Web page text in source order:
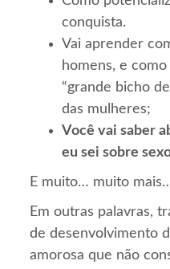
conquista.
Vai aprender
homens, e
“grande bicho
das mulheres;
Você vai saber
eu sei sobre
E muito… muito
Em outras palavras,
de desenvolvimento
amorosa que não